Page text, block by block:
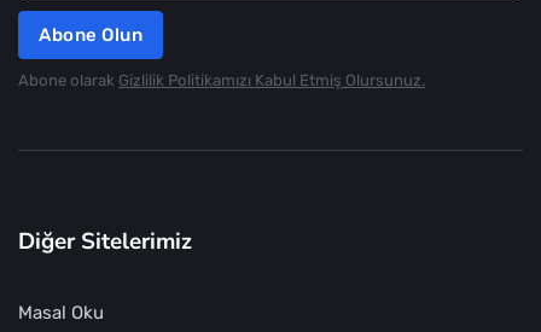
Abone Olun
Abone olarak Gizlilik Politikamızı Kabul Etmiş Olursunuz.
Diğer Sitelerimiz
Masal Oku